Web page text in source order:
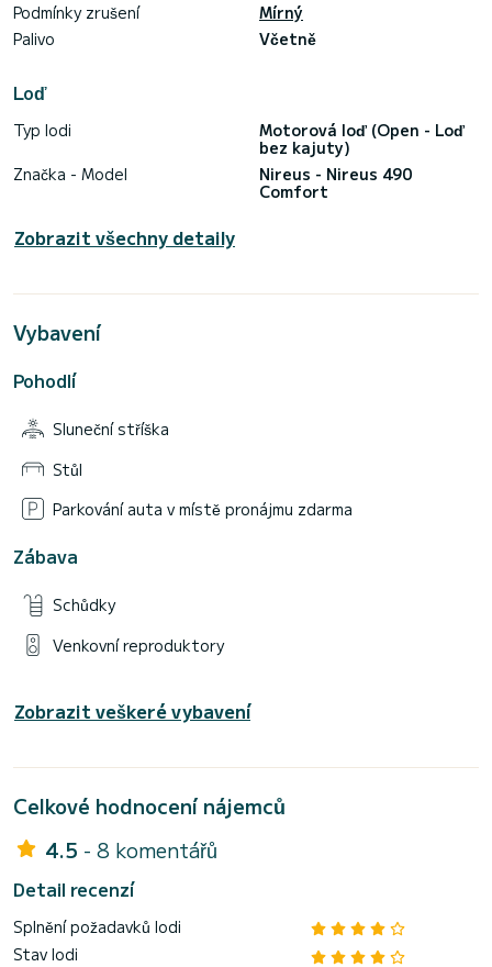
Podmínky zrušení
Mírný
Palivo
Včetně
Loď
Typ lodi
Motorová loď (Open - Loď
bez kajuty)
Značka - Model
Nireus - Nireus 490
Comfort
Zobrazit všechny detaily
Vybavení
Pohodlí
Sluneční stříška
Stůl
Parkování auta v místě pronájmu zdarma
Zábava
Schůdky
Venkovní reproduktory
Zobrazit veškeré vybavení
Celkové hodnocení nájemců
4.5 - 8 komentářů
Detail recenzí
Splnění požadavků lodi
Stav lodi